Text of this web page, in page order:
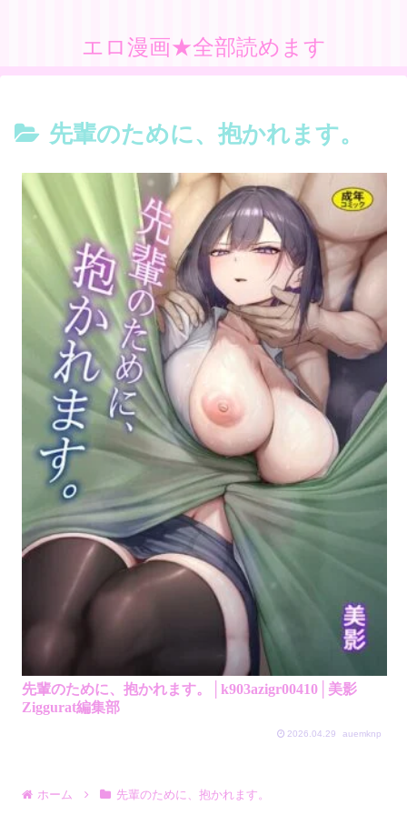
エロ漫画★全部読めます
先輩のために、抱かれます。
先輩のために、抱かれます。│k903azigr00410│美影
Ziggurat編集部
2026.04.29 auemknp
ホーム 先輩のために、抱かれます。